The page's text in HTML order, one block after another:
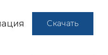
Скачать